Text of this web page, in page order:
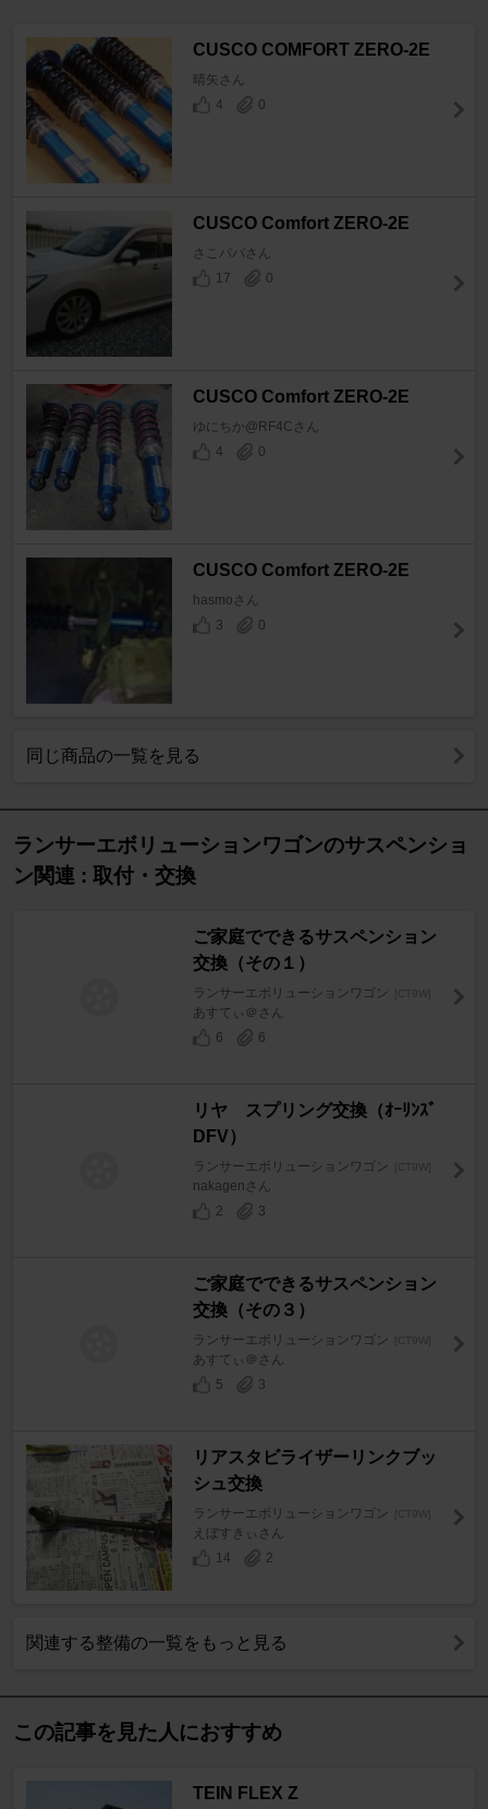
CUSCO COMFORT ZERO-2E
晴矢さん
4
0
CUSCO Comfort ZERO-2E
さこパパさん
17
0
CUSCO Comfort ZERO-2E
ゆにちか@RF4Cさん
4
0
CUSCO Comfort ZERO-2E
hasmoさん
3
0
同じ商品の一覧を見る
ランサーエボリューションワゴンのサスペンショ
ン関連 : 取付・交換
ご家庭でできるサスペンション
交換（その１）
ランサーエボリューションワゴン [CT9W]
あすてぃ＠さん
6
6
リヤ スプリング交換（ｵｰﾘﾝｽﾞ
DFV）
ランサーエボリューションワゴン [CT9W]
nakagenさん
2
3
ご家庭でできるサスペンション
交換（その３）
ランサーエボリューションワゴン [CT9W]
あすてぃ＠さん
5
3
リアスタビライザーリンクブッ
シュ交換
ランサーエボリューションワゴン [CT9W]
えぼすきぃさん
14
2
関連する整備の一覧をもっと見る
この記事を見た人におすすめ
TEIN FLEX Z